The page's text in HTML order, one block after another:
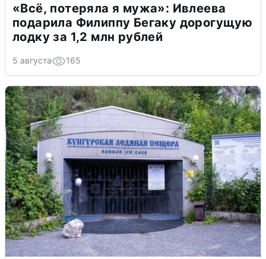
«Всё, потеряла я мужа»: Ивлеева
подарила Филиппу Бегаку дорогущую
лодку за 1,2 млн рублей
5 августа 165